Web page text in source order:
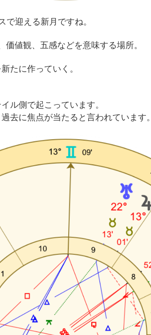
で迎える新月ですね。
値観、五感などを意味する場所。
たに作っていく。
ル側で起こっています。
去に焦点が当たると言われています。